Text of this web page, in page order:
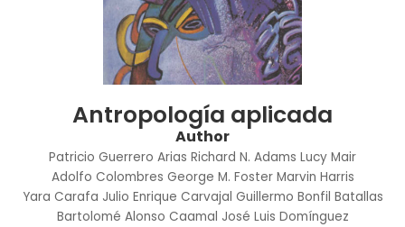
Antropología aplicada
Author
Patricio Guerrero Arias Richard N. Adams Lucy Mair
Adolfo Colombres George M. Foster Marvin Harris
Yara Carafa Julio Enrique Carvajal Guillermo Bonfil Batallas
Bartolomé Alonso Caamal José Luis Domínguez